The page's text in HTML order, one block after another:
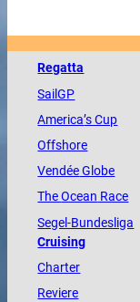
Regatta
SailGP
America’s Cup
Offshore
VendéeGlobe
TheOcean Race
Segel-Bundesliga
Cruising
Charter
Reviere